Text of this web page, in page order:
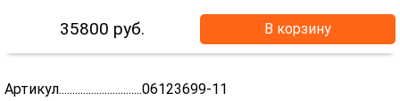
35800 руб. В корзину
Артикул...............................06123699-11